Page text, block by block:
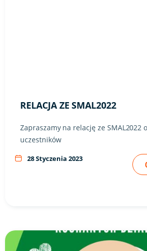
RELACJA ZE SMAL2022
Zapraszamy na relację ze SMAL2022
uczestników
28 Styczenia 2023
Link do artykułu "Dzień Dziadka" ze